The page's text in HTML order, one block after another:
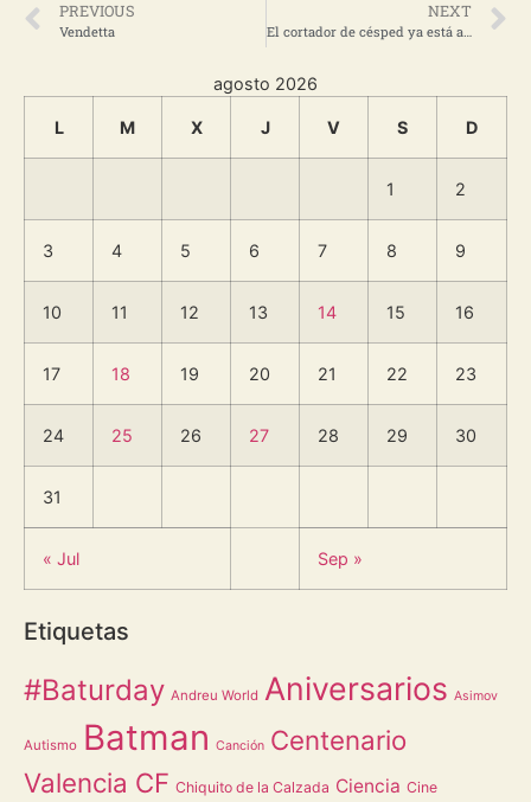
PREVIOUS
Vendetta
NEXT
El cortador de césped ya está aquí
agosto 2026
L M X J V S D
1 2
3 4 5 6 7 8 9
10 11 12 13 14 15 16
17 18 19 20 21 22 23
24 25 26 27 28 29 30
31
« Jul Sep »
Etiquetas
#Baturday Andreu World Aniversarios Asimov
Autismo Batman Canción Centenario
Valencia CF Chiquito de la Calzada Ciencia Cine